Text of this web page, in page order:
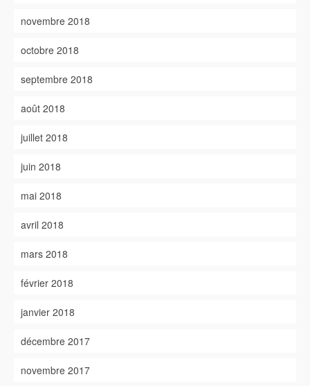
novembre 2018
octobre 2018
septembre 2018
août 2018
juillet 2018
juin 2018
mai 2018
avril 2018
mars 2018
février 2018
janvier 2018
décembre 2017
novembre 2017